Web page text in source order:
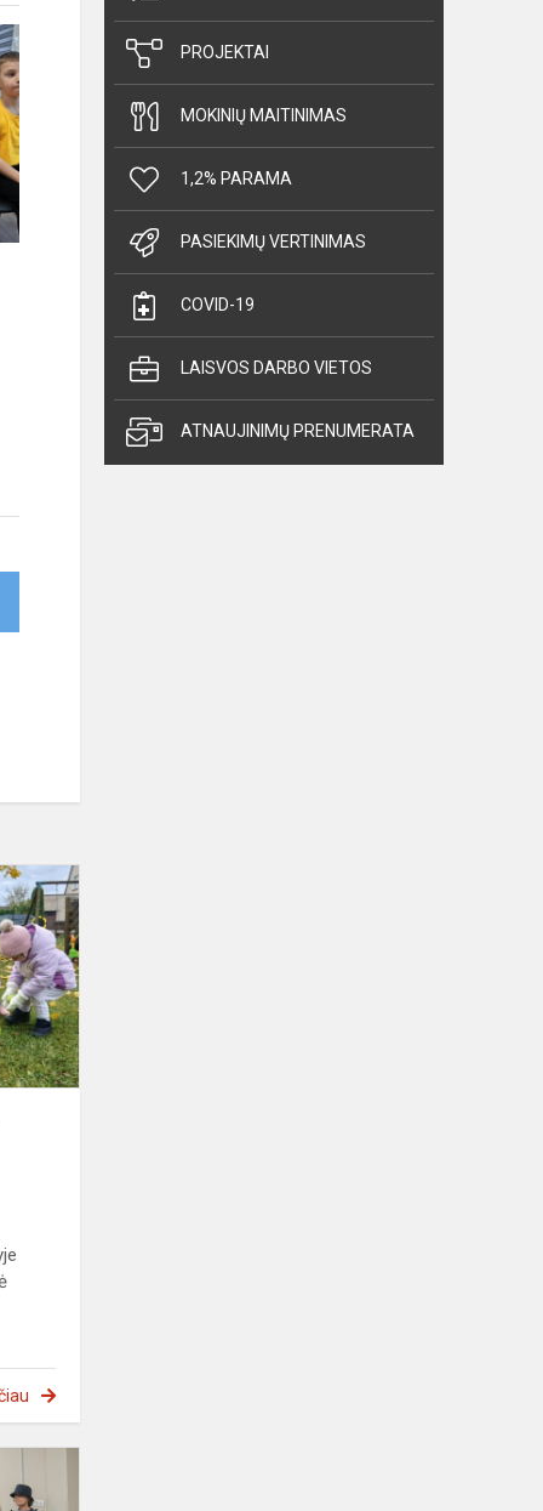
Kūrybinės
raiškos
savaitė
„Kuriu
mandalą“!
PROJEKTAI
MOKINIŲ MAITINIMAS
1,2% PARAMA
PASIEKIMŲ VERTINIMAS
COVID-19
LAISVOS DARBO VIETOS
ATNAUJINIMŲ PRENUMERATA